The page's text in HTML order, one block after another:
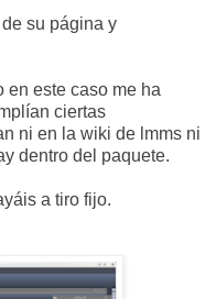
su página y
en este caso me ha
ciertas
ni en la wiki de lmms ni
dentro del paquete.
a tiro fijo.